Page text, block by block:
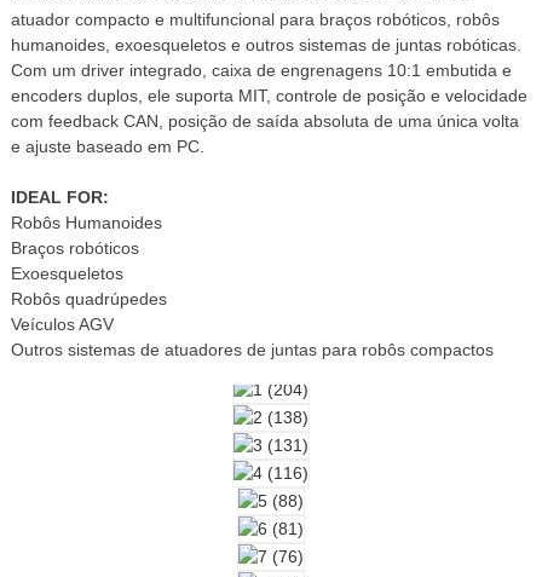
atuador compacto e multifuncional para braços robóticos, robôs
humanoides, exoesqueletos e outros sistemas de juntas robóticas.
Com um driver integrado, caixa de engrenagens 10:1 embutida e
encoders duplos, ele suporta MIT, controle de posição e velocidade
com feedback CAN, posição de saída absoluta de uma única volta
e ajuste baseado em PC.
IDEAL FOR:
Robôs Humanoides
Braços robóticos
Exoesqueletos
Robôs quadrúpedes
Veículos AGV
Outros sistemas de atuadores de juntas para robôs compactos